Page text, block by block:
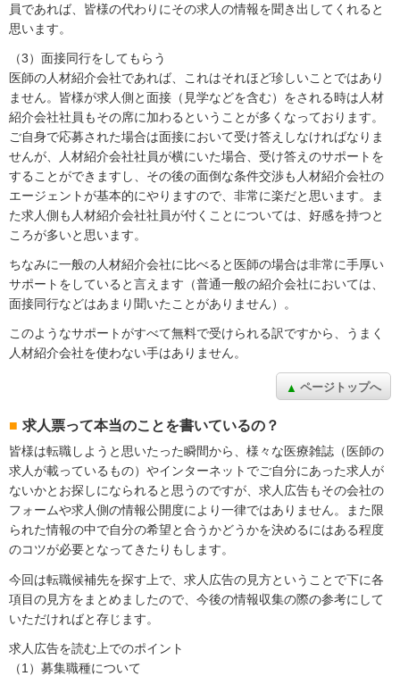
員であれば、皆様の代わりにその求人の情報を聞き出してくれると
思います。
（3）面接同行をしてもらう
医師の人材紹介会社であれば、これはそれほど珍しいことではあり
ません。皆様が求人側と面接（見学などを含む）をされる時は人材
紹介会社社員もその席に加わるということが多くなっております。
ご自身で応募された場合は面接において受け答えしなければなりま
せんが、人材紹介会社社員が横にいた場合、受け答えのサポートを
することができますし、その後の面倒な条件交渉も人材紹介会社の
エージェントが基本的にやりますので、非常に楽だと思います。ま
た求人側も人材紹介会社社員が付くことについては、好感を持つと
ころが多いと思います。
ちなみに一般の人材紹介会社に比べると医師の場合は非常に手厚い
サポートをしていると言えます（普通一般の紹介会社においては、
面接同行などはあまり聞いたことがありません）。
このようなサポートがすべて無料で受けられる訳ですから、うまく
人材紹介会社を使わない手はありません。
ページトップへ
求人票って本当のことを書いているの？
皆様は転職しようと思いたった瞬間から、様々な医療雑誌（医師の
求人が載っているもの）やインターネットでご自分にあった求人が
ないかとお探しになられると思うのですが、求人広告もその会社の
フォームや求人側の情報公開度により一律ではありません。また限
られた情報の中で自分の希望と合うかどうかを決めるにはある程度
のコツが必要となってきたりもします。
今回は転職候補先を探す上で、求人広告の見方ということで下に各
項目の見方をまとめましたので、今後の情報収集の際の参考にして
いただければと存じます。
求人広告を読む上でのポイント
（1）募集職種について